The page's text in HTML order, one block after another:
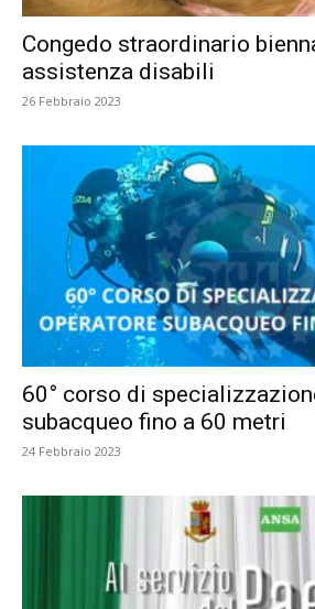
Congedo straordinario
assistenza disabili
26 Febbraio 2023
60° corso di
subacqueo fino a 60 metri
24 Febbraio 2023